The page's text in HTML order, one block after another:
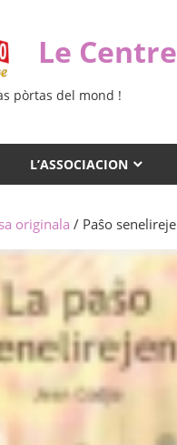
Le
pòrtas del mond !
L’ASSOCIACION
originala / Paŝo